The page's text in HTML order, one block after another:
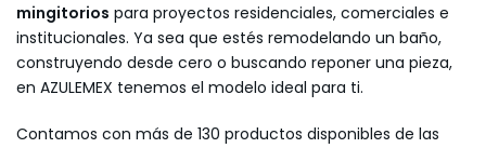
mingitorios para proyectos residenciales, comerciales e
institucionales. Ya sea que estés remodelando un baño,
construyendo desde cero o buscando reponer una pieza,
en AZULEMEX tenemos el modelo ideal para ti.
Contamos con más de 130 productos disponibles de las